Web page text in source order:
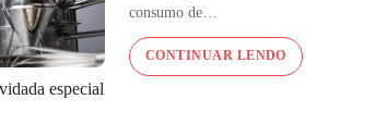
especial
consumo de…
CONTINUAR LENDO